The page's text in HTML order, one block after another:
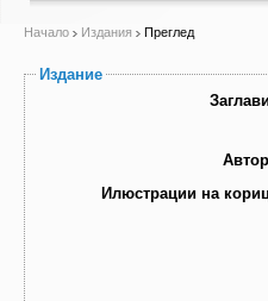
Начало Издания Преглед
Издание
Илюстрации на